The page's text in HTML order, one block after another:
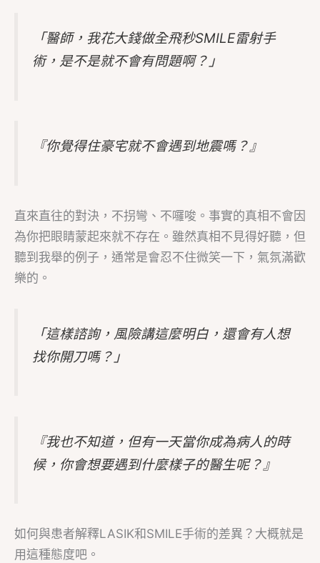
「醫師，我花大錢做全飛秒SMILE雷射手
術，是不是就不會有問題啊？」
『你覺得住豪宅就不會遇到地震嗎？』
直來直往的對決，不拐彎、不囉唆。事實的真相不會因
為你把眼睛蒙起來就不存在。雖然真相不見得好聽，但
聽到我舉的例子，通常是會忍不住微笑一下，氣氛滿歡
樂的。
「這樣諮詢，風險講這麼明白，還會有人想
找你開刀嗎？」
『我也不知道，但有一天當你成為病人的時
候，你會想要遇到什麼樣子的醫生呢？』
如何與患者解釋LASIK和SMILE手術的差異？大概就是
用這種態度吧。